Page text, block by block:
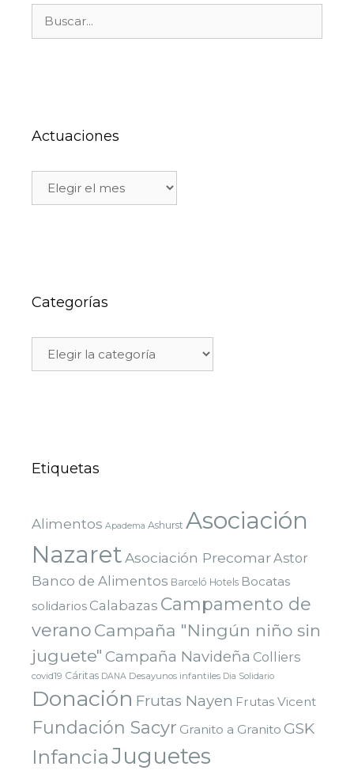
Actuaciones
Categorías
Etiquetas
Alimentos Apadema Ashurst Asociación
NazaretAsociación PrecomarAstor
Banco de Alimentos Barceló Hotels Bocatas
solidarios Calabazas Campamento de
verano Campaña "Ningún niño sin
juguete" Campaña Navideña Colliers
covid19 Cáritas DANA Desayunos infantiles Dia Solidario
Donación Frutas Nayen Frutas Vicent
Fundación Sacyr Granito a Granito GSK
InfanciaJuguetes